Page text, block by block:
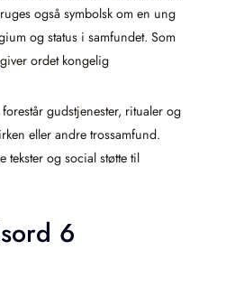
også symbolsk om en ung
og status i samfundet. Som
ordet kongelig
gudstjenester, ritualer og
eller andre trossamfund.
tekster og social støtte til
6